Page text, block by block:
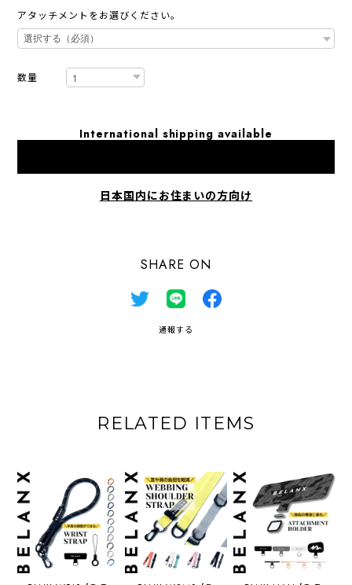
アタッチメントをお選びください。
数量
International shipping available
日本国内にお住まいの方向け
SHARE ON
通報する
RELATED ITEMS